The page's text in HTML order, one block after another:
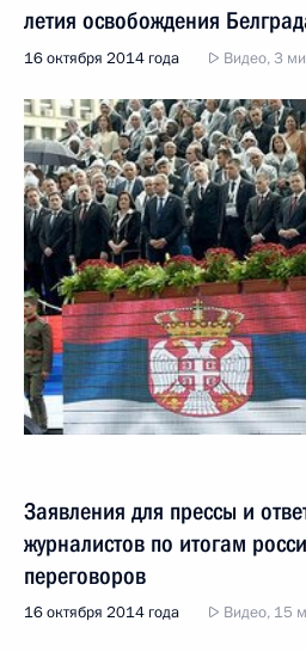
летия освобождения
16 октября 2014 года Видео, 3
Заявления для прессы и
журналистов по итогам
переговоров
16 октября 2014 года Видео, 15